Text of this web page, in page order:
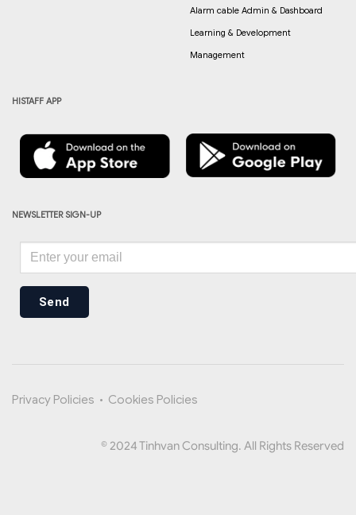
Alarm cable Admin & Dashboard
Learning & Development
Management
HISTAFF APP
NEWSLETTER SIGN-UP
Send
Privacy Policies • Cookies Policies
© 2024 Tinhvan Consulting. All Rights Reserved